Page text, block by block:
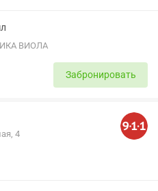
ВИОЛА
Забронировать
4